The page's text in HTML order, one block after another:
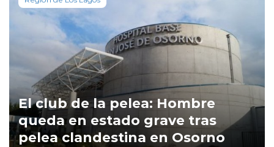
El club de la pelea: Hombre
queda en estado grave tras
pelea clandestina en Osorno